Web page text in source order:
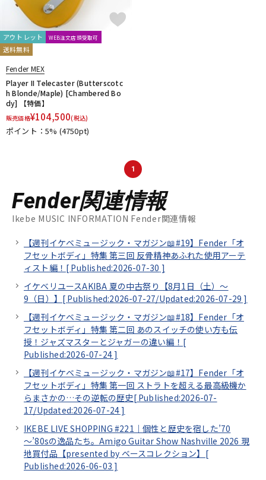
アウトレット WEB注文店頭受取可
送料無料
Fender MEX
Player II Telecaster (Butterscotc
h Blonde/Maple) [Chambered Bo
dy] 【特価】
販売価格¥104,500(税込)
ポイント：5% (4750pt)
1
Fender関連情報
Ikebe MUSIC INFORMATION Fender関連情報
【週刊イケベミュージック・マガジン📖#19】Fender「オ
フセットボディ」特集 第三回 反骨精神あふれた使用アーテ
ィスト編！[ Published:2026-07-30 ]
イケベリユースAKIBA 夏の中古祭り【8月1日（土）～
9（日）】[ Published:2026-07-27/Updated:2026-07-29 ]
【週刊イケベミュージック・マガジン📖#18】Fender「オ
フセットボディ」特集 第二回 あのスイッチの使い方も伝
授！ジャズマスターとジャガーの違い編！[
Published:2026-07-24 ]
【週刊イケベミュージック・マガジン📖#17】Fender「オ
フセットボディ」特集 第一回 ストラトを超える最高級機か
らまさかの…その逆転の歴史[ Published:2026-07-
17/Updated:2026-07-24 ]
IKEBE LIVE SHOPPING #221｜個性と歴史を宿した’70
～’80sの逸品たち。Amigo Guitar Show Nashville 2026 現
地買付品【presented by ベースコレクション】[
Published:2026-06-03 ]